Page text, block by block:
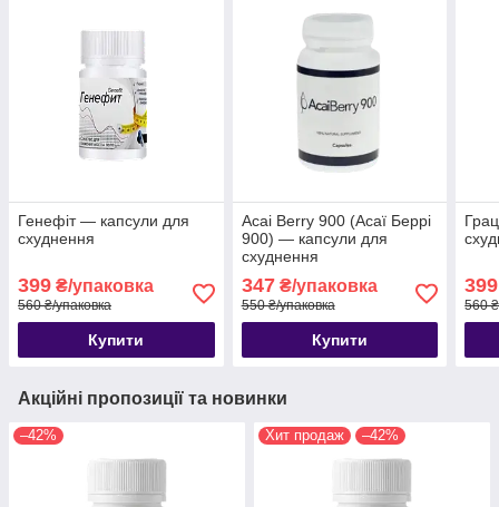
Генефіт — капсули для
схуднення
399 ₴/упаковка
560 ₴/упаковка
Купити
Acai Berry 900 (Асаї Беррі
900) — капсули для
схуднення
347₴/упаковка
550 ₴/упаковка
Купити
399
560
Акційні пропозиції та новинки
–42% Хит продаж –42%